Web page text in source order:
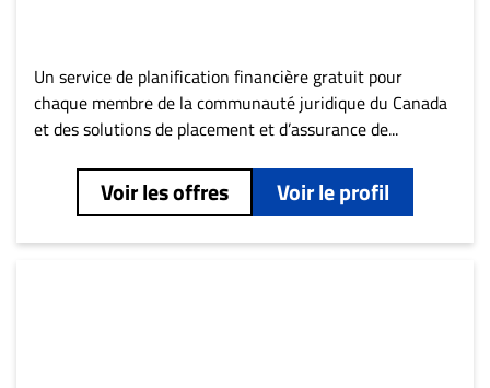
Un service de planification financière gratuit pour
chaque membre de la communauté juridique du Canada
et des solutions de placement et d’assurance de...
Voir les offres Voir le profil